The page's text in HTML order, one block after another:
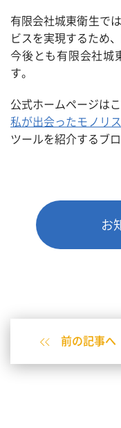
有限会社城東衛生で
ビスを実現するため
今後とも有限会社城
す。
公式ホームページはこ
私が出会ったモノリ
ツールを紹介するブロ
お
前の記事へ